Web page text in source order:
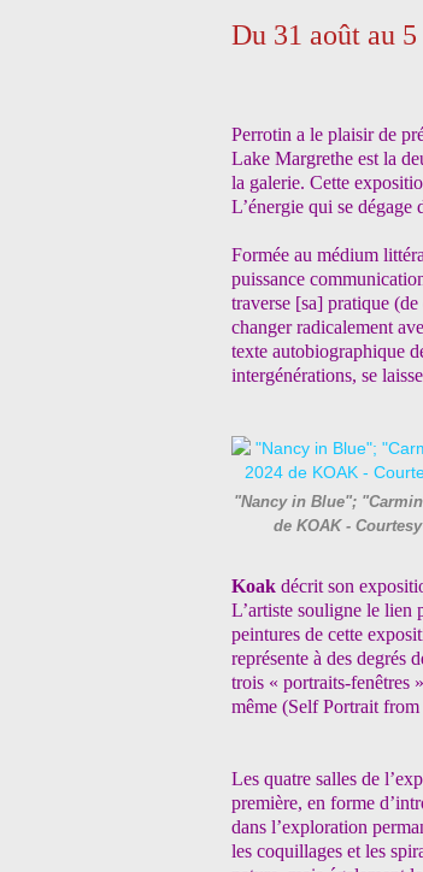
Du 31 août au
Perrotin a le plaisir de
Lake Margrethe est la
la galerie. Cette
L’énergie qui se dégage
Formée au médium
puissance
traverse [sa] pratique
changer radicalement
texte autobiographique
intergénérations, se
"Nancy in Blue";
de KOAK -
Koak décrit son
L’artiste souligne le lien
peintures de cette
représente à des degrés
trois « portraits-fenêtres
même (Self Portrait
Les quatre salles de
première, en forme
dans l’exploration
les coquillages et les